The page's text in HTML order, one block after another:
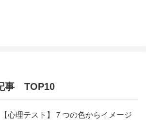
事 TOP10
【心理テスト】７つの色からイメージ